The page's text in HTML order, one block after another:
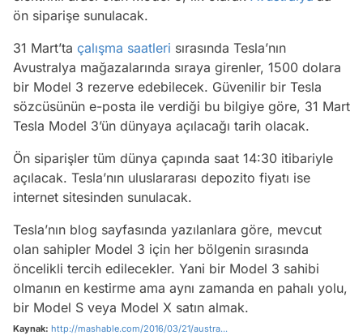
ön siparişe sunulacak.
31 Mart’ta çalışma saatleri sırasında Tesla’nın
Avustralya mağazalarında sıraya girenler, 1500 dolara
bir Model 3 rezerve edebilecek. Güvenilir bir Tesla
sözcüsünün e-posta ile verdiği bu bilgiye göre, 31 Mart
Tesla Model 3’ün dünyaya açılacağı tarih olacak.
Ön siparişler tüm dünya çapında saat 14:30 itibariyle
açılacak. Tesla’nın uluslararası depozito fiyatı ise
internet sitesinden sunulacak.
Tesla’nın blog sayfasında yazılanlara göre, mevcut
olan sahipler Model 3 için her bölgenin sırasında
öncelikli tercih edilecekler. Yani bir Model 3 sahibi
olmanın en kestirme ama aynı zamanda en pahalı yolu,
bir Model S veya Model X satın almak.
Kaynak: http://mashable.com/2016/03/21/austra...